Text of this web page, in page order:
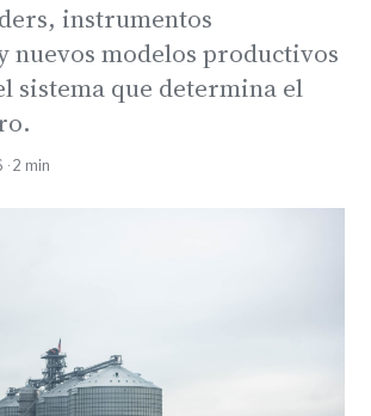
instrumentos
nuevos modelos productivos
sistema que determina el
2 min